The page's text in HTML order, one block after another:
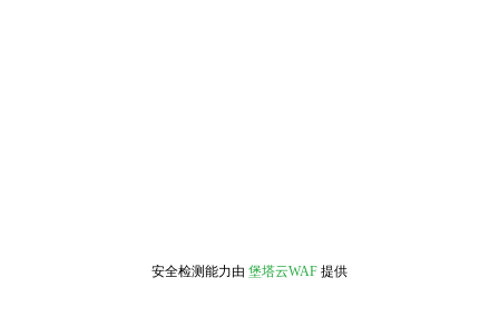
安全检测能力由 堡塔云WAF 提供